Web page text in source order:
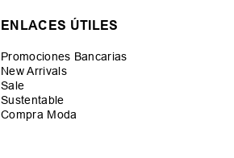
ENLACES ÚTILES
Promociones Bancarias
New Arrivals
Sale
Sustentable
Compra Moda